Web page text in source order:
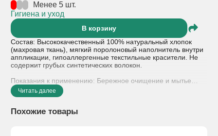
Менее 5 шт.
Гигиена и уход
В корзину
Состав: Высококачественный 100% натуральный хлопок
(махровая ткань), мягкий поролоновый наполнитель внутри
аппликации, гипоаллергенные текстильные красители. Не
содержит грубых синтетических волокон.
Показания к применению: Бережное очищение и мытье
нежной кожи ребенка во время купания с первых дней
жизни (0+); проведение мягкого гигиенического массажа
адаптации малыша к водным процедурам.
Читать далее
Похожие товары